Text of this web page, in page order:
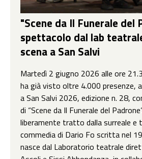
"Scene da Il Funerale del
spettacolo dal lab
scena a San Salvi
Martedì 2 giugno 2026 alle ore
ha già visto oltre 4.000 presenze,
a San Salvi 2026, edizione n. 28,
di “Scene da Il Funerale del
liberamente tratto dalla surreale e
commedia di Dario Fo scritta nel
nasce dal Laboratorio teatrale